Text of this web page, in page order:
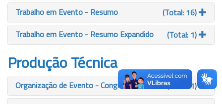
Trabalho em Evento - Resumo
(Total: 16)
Trabalho em Evento - Resumo Expandido
(Total: 1)
Produção Técnica
Organização de Evento - Congresso
(Total: 1)